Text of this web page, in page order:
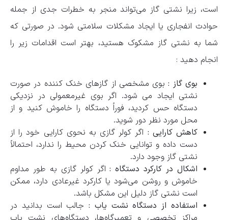
است، زیرا نشتی گاز می‌تواند منجر به خطرات جدی از جمله
حوادث انفجاری یا ایجاد مشکلات سلامتی شود. در صورتی که
شما به نشتی گاز مشکوک هستید، بهتر است اقدامات زیر را
انجام دهید :
بوی گاز :بوی مشخصی از گازهای خنک ‌کننده در صورت
نشتی ایجاد می‌ شود. اگر بوی غیرمعمولی در نزدیکی
دستگاه حس کردید، فوراً دستگاه را خاموش کنید و از
محل مورد نظر دور شوید.
کاهش کارایی : اگر کولر گازی به نحوی کارایی خود را از
دست داده و توانایی خنک کردن محیط را ندارد، احتمالاً
نشتی گاز وجود دارد.
اشکال در کارکرد دستگاه :اگر کولر گازی به طور مداوم
خاموش و روشن می‌شود یا کارکرد غیرعادی دارد، ممکن
است نشتی گاز دلیل این مشکل باشد.
استفاده از دستگاه نشت ‌یاب :جالب است بدانید در